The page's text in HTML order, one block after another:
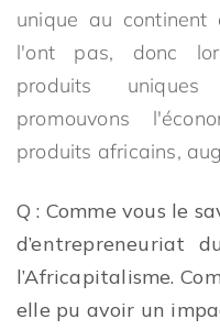
unique au continent
l'ont pas, donc
produits
promouvons
produits africains,
Q : Comme vous le
d’entrepreneuriat
l’Africapitalisme.
elle pu avoir un